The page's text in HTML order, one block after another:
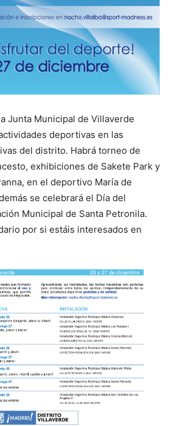
Junta Municipal de Villaverde
deportivas en las
del distrito. Habrá torneo de
exhibiciones de Sakete Park y
en el deportivo María de
se celebrará el Día del
Municipal de Santa Petronila.
por si estáis interesados en